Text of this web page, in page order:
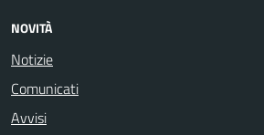
NOVITÀ
Notizie
Comunicati
Avvisi